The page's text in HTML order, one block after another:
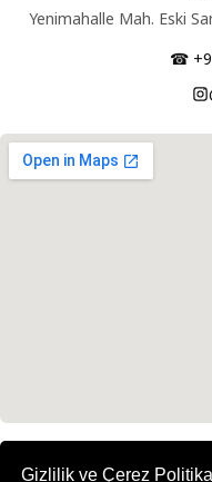
Gizlilik ve Çerez
Yenimahalle Mah. Eski
☎